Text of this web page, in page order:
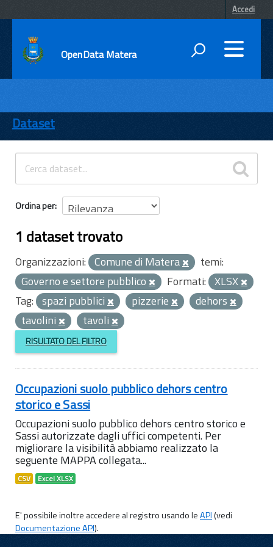
Accedi
OpenData Matera
ENTI
TEMI
INFORMAZIONI
Dataset
Ordina per
1 dataset trovato
Organizzazioni: Comune di Matera
temi:
Governo e settore pubblico
Formati: XLSX
Tag: spazi pubblici pizzerie
dehors
tavolini
tavoli
RISULTATO DEL FILTRO
Occupazioni suolo pubblico dehors centro
storico e Sassi
Occupazioni suolo pubblico dehors centro storico e
Sassi autorizzate dagli uffici competenti. Per
migliorare la visibilità abbiamo realizzato la
seguente MAPPA collegata...
CSV Excel XLSX
E' possibile inoltre accedere al registro usando leAPI(vedi
Documentazione API).